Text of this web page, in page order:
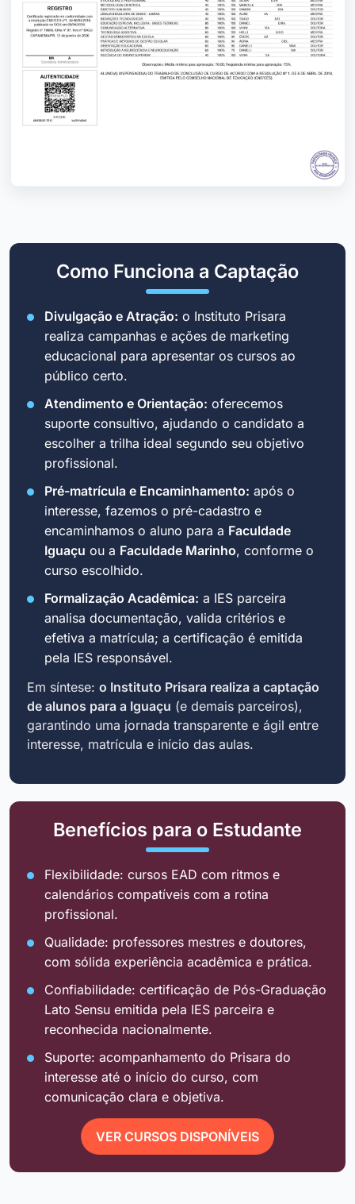
Como Funciona a Captação
Divulgação e Atração: o Instituto Prisara
realiza campanhas e ações de marketing
educacional para apresentar os cursos ao
público certo.
Atendimento e Orientação: oferecemos
suporte consultivo, ajudando o candidato a
escolher a trilha ideal segundo seu objetivo
profissional.
Pré-matrícula e Encaminhamento: após o
interesse, fazemos o pré-cadastro e
encaminhamos o aluno para a Faculdade
Iguaçu ou a Faculdade Marinho, conforme o
curso escolhido.
Formalização Acadêmica: a IES parceira
analisa documentação, valida critérios e
efetiva a matrícula; a certificação é emitida
pela IES responsável.
Em síntese: o Instituto Prisara realiza a captação
de alunos para a Iguaçu (e demais parceiros),
garantindo uma jornada transparente e ágil entre
interesse, matrícula e início das aulas.
Benefícios para o Estudante
Flexibilidade: cursos EAD com ritmos e
calendários compatíveis com a rotina
profissional.
Qualidade: professores mestres e doutores,
com sólida experiência acadêmica e prática.
Confiabilidade: certificação de Pós-Graduação
Lato Sensu emitida pela IES parceira e
reconhecida nacionalmente.
Suporte: acompanhamento do Prisara do
interesse até o início do curso, com
comunicação clara e objetiva.
VER CURSOS DISPONÍVEIS